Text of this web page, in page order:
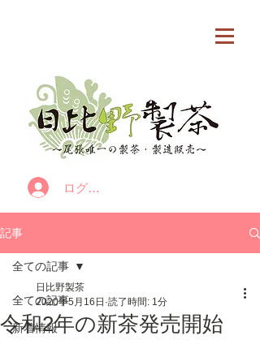
ログイン
記事
全ての記事
新着情報
全ての記事
令和2年の新茶発売開始
日比野製茶
2020年5月16日 読了時間: 1分